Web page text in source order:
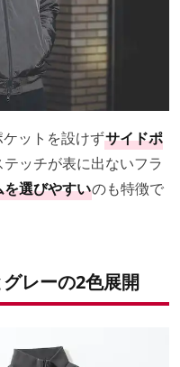
ットを設けずサイドポ
テッチが表に出ないフラ
選びやすいのも特徴で
レーの2色展開